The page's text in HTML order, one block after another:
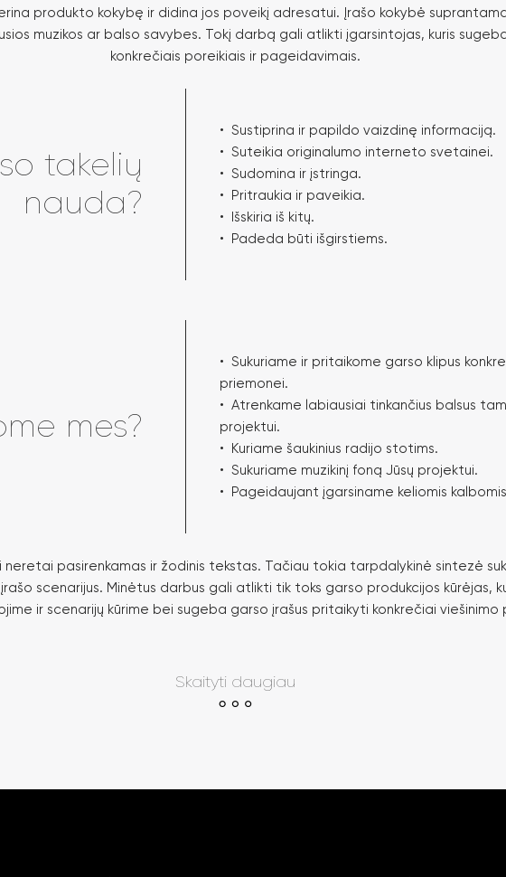
produkto kokybę ir didina jos poveikį adresatui. Įrašo kokybė
muzikos ar balso savybes. Tokį darbą gali atlikti įgarsintojas, kuris
konkrečiais poreikiais ir pageidavimais.
takelių
nauda?
• Sustiprina ir papildo vaizdinę informaciją.
• Suteikia originalumo interneto svetainei.
• Sudomina ir įstringa.
• Pritraukia ir paveikia.
• Išskiria iš kitų.
• Padeda būti išgirstiems.
mes?
• Sukuriame ir pritaikome garso klipus
priemonei.
• Atrenkame labiausiai tinkančius balsus
projektui.
• Kuriame šaukinius radijo stotims.
• Sukuriame muzikinį foną Jūsų projektui.
• Pageidaujant įgarsiname keliomis
neretai pasirenkamas ir žodinis tekstas. Tačiau tokia tarpdalykinė sintezė
scenarijus. Minėtus darbus gali atlikti tik toks garso produkcijos kūrėjas,
ir scenarijų kūrime bei sugeba garso įrašus pritaikyti konkrečiai viešinimo
Skaityti daugiau